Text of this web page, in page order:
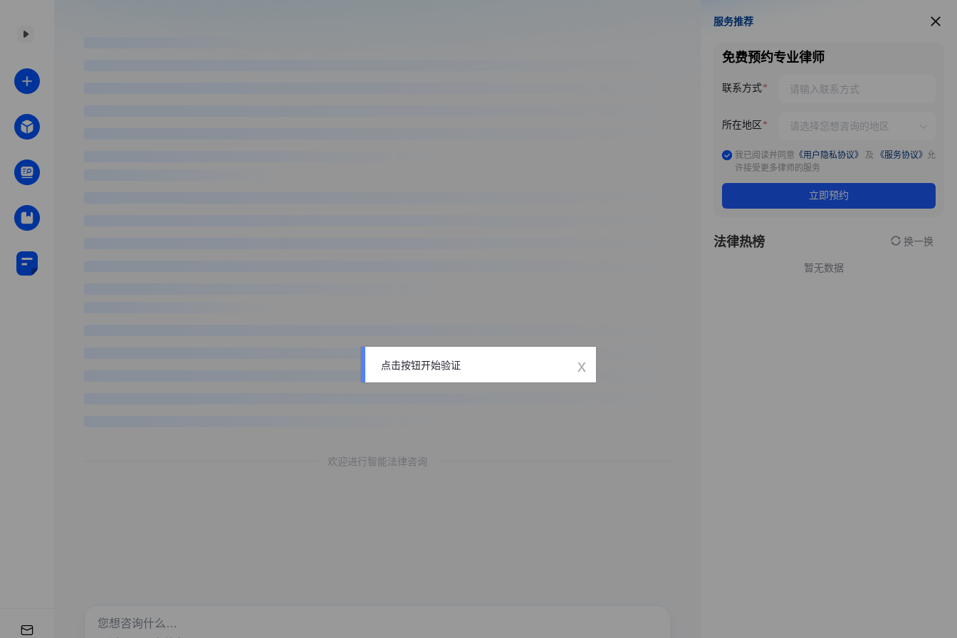
欢迎进行智能法律咨询
服务推荐
服务推荐
免费预约专业律师
联系方式
所在地区
我已阅读并同意 《用户隐私协议》 及 《服务协议》 允
许接受更多律师的服务
立即预约
法律热榜 换一换
暂无数据
点击按钮开始验证 x